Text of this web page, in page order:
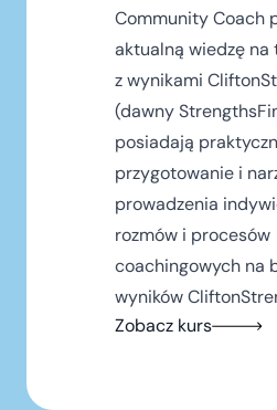
Community Coach
aktualną wiedzę
z wynikami
(dawny
posiadają
przygotowanie i
prowadzenia
rozmów i procesów
coachingowych na
wyników
Zobacz kurs